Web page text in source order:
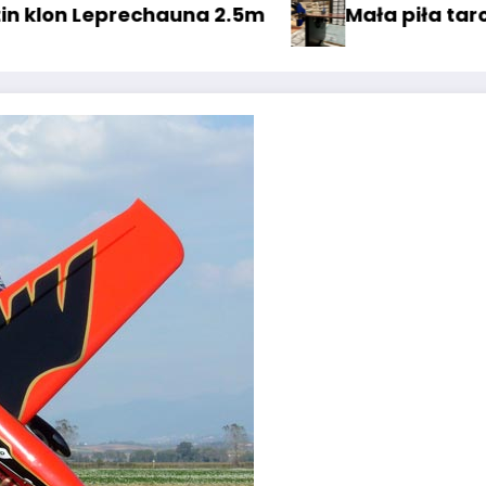
Spirit Pitts -M12, ale M1 ;) elektryk